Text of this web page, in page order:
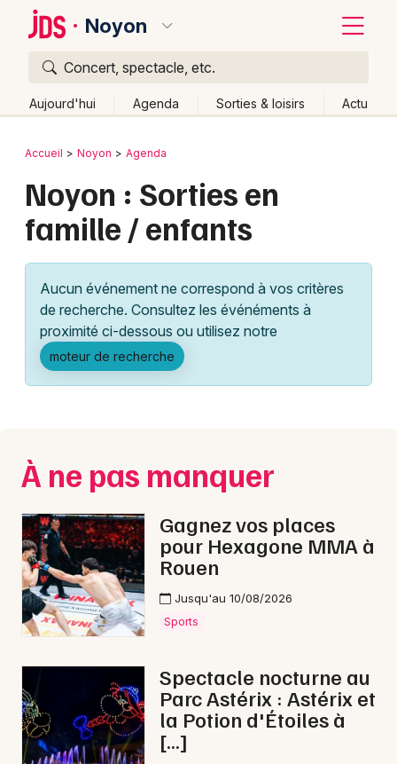
Noyon
Concert, spectacle, etc.
Aujourd'hui Agenda Sorties & loisirs Actu
Publier un événement
Grands événements
Activité & Expérience
Manifestations
Foires & salons
Concerts
Sports
Soirées
Sorties famille
Sorties & loisirs
Sorties famille dans l' Oise
Bordeaux
Colmar
Lille
Lyon
Marseille
Mulhouse
Nice
Paris
Strasbourg
Toulouse
Toutes les villes
Retour
Accueil Noyon Agenda
Noyon : Sorties en
famille / enfants
Aucun événement ne correspond à vos critères
de recherche. Consultez les événéments à
proximité ci-dessous ou utilisez notre
moteur de recherche
À ne pas manquer
Gagnez vos places
pour Hexagone MMA à
Rouen
Jusqu'au 10/08/2026
Sports
Spectacle nocturne au
Parc Astérix : Astérix et
la Potion d'Étoiles à
[…]
Quoi ?
Où ?
Près de moi
Changer de lieu
Quand ?
Aujourd'hui
Demain Ce week-end Autre